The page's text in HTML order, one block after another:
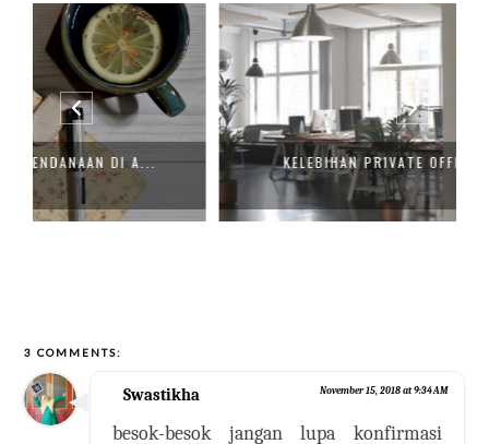
KELEBIHAN PRIVATE OFFICE DI JAKARTA
3 COMMENTS:
Swastikha November 15, 2018 at 9:34 AM
besok-besok jangan lupa konfirmasi